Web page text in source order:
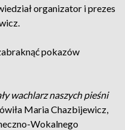
organizator i prezes
pokazów
wachlarz naszych pieśni
Maria Chazbijewicz,
Wokalnego